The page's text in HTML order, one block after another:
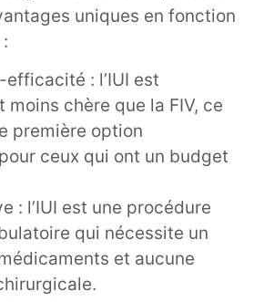
uniques en fonction
: l’IUI est
moins chère que la FIV, ce
première option
ceux qui ont un budget
: l’IUI est une procédure
qui nécessite un
et aucune